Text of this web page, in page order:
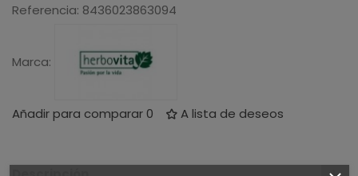
Referencia: 8436023863094
Marca:
Añadir para comparar0 A lista de deseos